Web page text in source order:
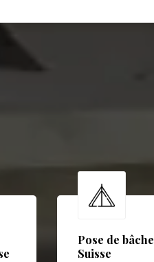
Pose de bâche
Suisse